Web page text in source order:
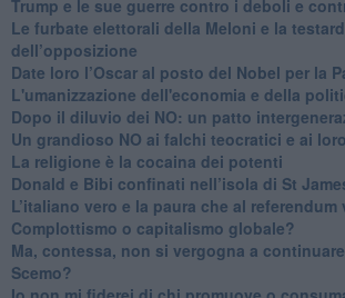
Trump e le sue guerre contro i deboli e
​Le furbate elettorali della Meloni e la
dell’opposizione
​Date loro l’Oscar al posto del Nobel per la
L'umanizzazione dell'economia e della
​Dopo il diluvio dei NO: un patto
​Un grandioso NO ai falchi teocratici e ai
La religione è la cocaina dei potenti
Donald e Bibi confinati nell’isola di St
L’italiano vero e la paura che al referendum
​Complottismo o capitalismo globale?
​Ma, contessa, non si vergogna a
Scemo?